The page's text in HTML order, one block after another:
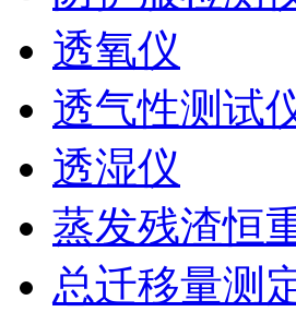
透氧仪
透气性测试
透湿仪
蒸发残渣恒
总迁移量测